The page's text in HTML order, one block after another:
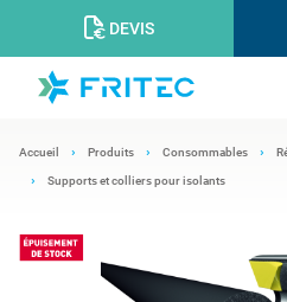
DEVIS
Accueil Produits Consommables
Supports et colliers pour isolants